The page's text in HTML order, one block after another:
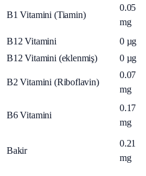
B1 Vitamini (Tiamin)
0.05
mg
B12 Vitamini 0 µg
B12 Vitamini (eklenmiş)
0 µg
B2 Vitamini (Riboflavin)
0.07
mg
B6 Vitamini
0.17
mg
Bakir
0.21
mg